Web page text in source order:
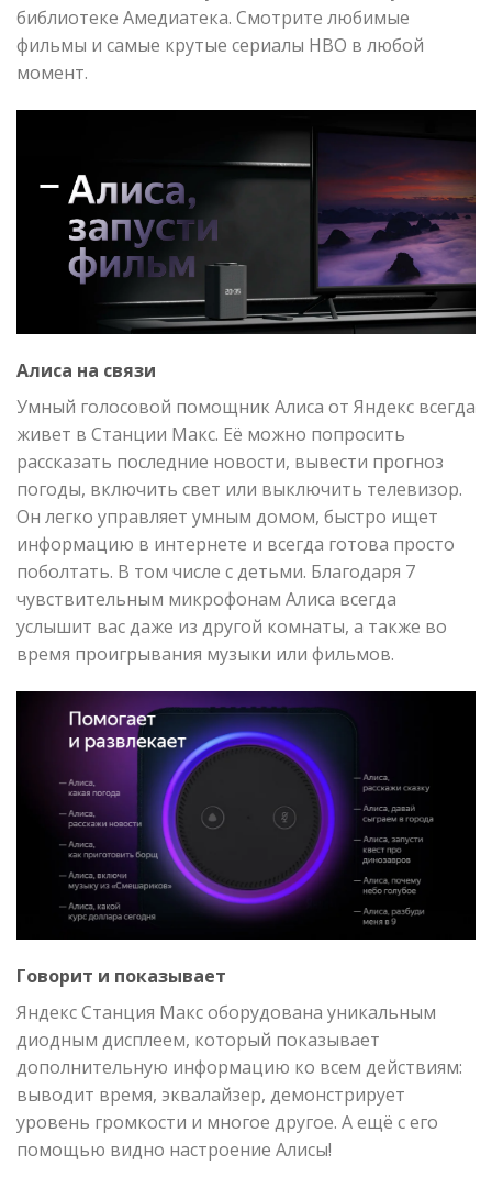
библиотеке Амедиатека. Смотрите любимые
фильмы и самые крутые сериалы HBO в любой
момент.
Алиса на связи
Умный голосовой помощник Алиса от Яндекс всегда
живет в Станции Макс. Её можно попросить
рассказать последние новости, вывести прогноз
погоды, включить свет или выключить телевизор.
Он легко управляет умным домом, быстро ищет
информацию в интернете и всегда готова просто
поболтать. В том числе с детьми. Благодаря 7
чувствительным микрофонам Алиса всегда
услышит вас даже из другой комнаты, а также во
время проигрывания музыки или фильмов.
Говорит и показывает
Яндекс Станция Макс оборудована уникальным
диодным дисплеем, который показывает
дополнительную информацию ко всем действиям:
выводит время, эквалайзер, демонстрирует
уровень громкости и многое другое. А ещё с его
помощью видно настроение Алисы!